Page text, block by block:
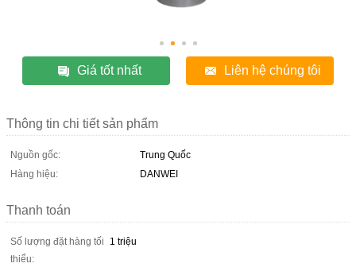
Giá tốt nhất Liên hệ chúng tôi
Thông tin chi tiết sản phẩm
Nguồn gốc:
Trung Quốc
Hàng hiệu:
DANWEI
Thanh toán
Số lượng đặt hàng tối
thiểu:
1 triệu